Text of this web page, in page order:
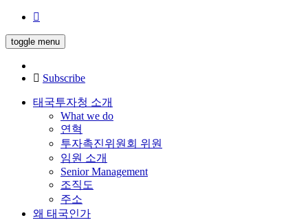
toggle menu
Subscribe
태국투자청 소개
What we do
연혁
투자촉진위원회 위원
임원 소개
Senior Management
조직도
주소
왜 태국인가